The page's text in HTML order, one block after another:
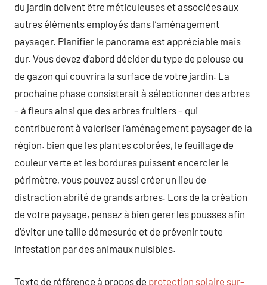
du jardin doivent être méticuleuses et associées aux
autres éléments employés dans l’aménagement
paysager. Planifier le panorama est appréciable mais
dur. Vous devez d’abord décider du type de pelouse ou
de gazon qui couvrira la surface de votre jardin. La
prochaine phase consisterait à sélectionner des arbres
– à fleurs ainsi que des arbres fruitiers – qui
contribueront à valoriser l’aménagement paysager de la
région. bien que les plantes colorées, le feuillage de
couleur verte et les bordures puissent encercler le
périmètre, vous pouvez aussi créer un lieu de
distraction abrité de grands arbres. Lors de la création
de votre paysage, pensez à bien gerer les pousses afin
d’éviter une taille démesurée et de prévenir toute
infestation par des animaux nuisibles.
Texte de référence à propos de protection solaire sur-